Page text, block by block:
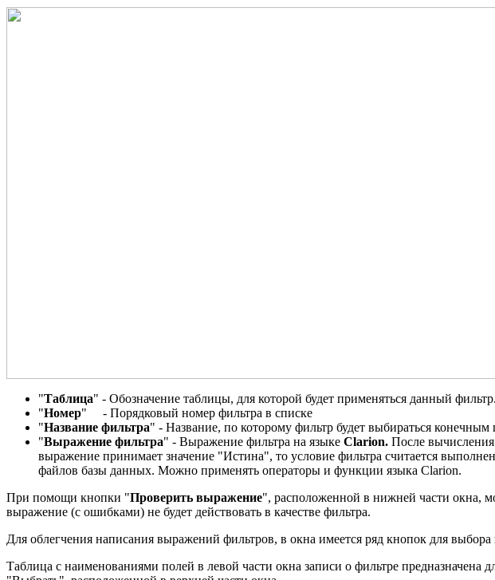
"Таблица" - Обозначение таблицы, для которой будет применяться данный
"Номер" - Порядковый номер фильтра в списке
"Название фильтра" - Название, по которому фильтр будет выбираться конечным
"Выражение фильтра" - Выражение фильтра на языке Clarion. После
выражение принимает значение "Истина", то условие фильтра считается
файлов базы данных. Можно применять операторы и функции языка Clarion.
При помощи кнопки "Проверить выражение", расположенной в нижней части окна,
выражение (с ошибками) не будет действовать в качестве фильтра.
Для облегчения написания выражений фильтров, в окна имеется ряд кнопок для
Таблица с наименованиями полей в левой части окна записи о фильтре